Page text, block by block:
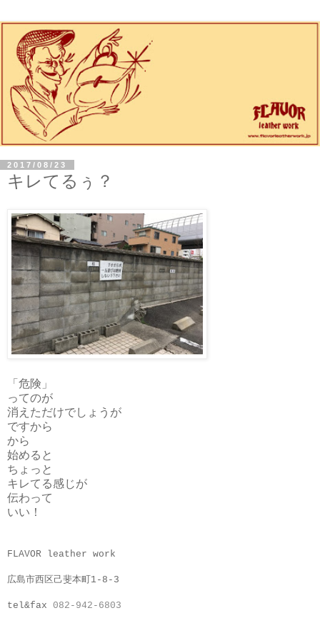
2017/08/23
キレてるぅ？
「危険」
ってのが
消えただけでしょうが
ですから
から
始めると
ちょっと
キレてる感じが
伝わって
いい！
FLAVOR leather work
広島市西区己斐本町1-8-3
tel&fax 082-942-6803